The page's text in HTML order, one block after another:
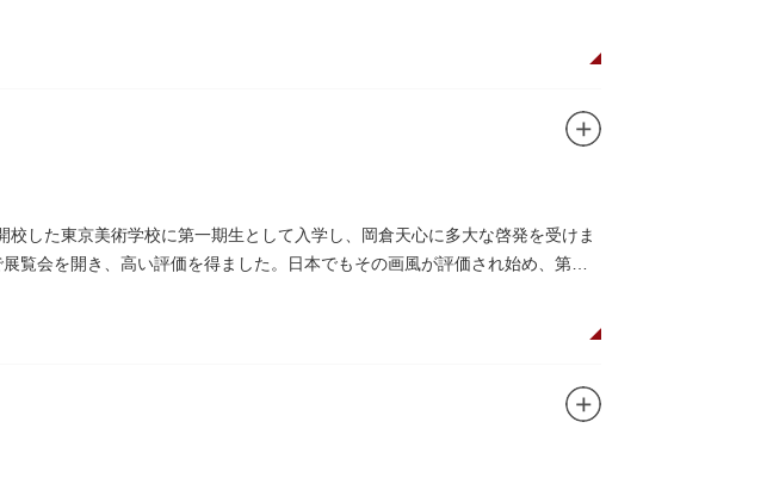
した東京美術学校に第一期生として入学し、岡倉天心に多大な啓発を受けま
覧会を開き、高い評価を得ました。日本でもその画風が評価され始め、第一